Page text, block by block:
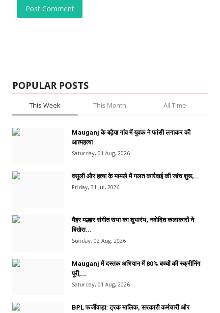
Post Comment
POPULAR POSTS
This Week This Month All Time
Mauganj के बढ़ैया गांव में युवक ने फांसी लगाकर की
आत्महत्या
Saturday, 01 Aug, 2026
वसूली और हत्या के मामले में गलत कार्रवाई की जांच शुरू,...
Friday, 31 Jul, 2026
मैहर मल्हार संगीत सभा का शुभारंभ, नवोदित कलाकारों ने
बिखेरा...
Sunday, 02 Aug, 2026
Mauganj में दस्तक अभियान में 80% बच्चों की स्क्रीनिंग
पूरी,...
Saturday, 01 Aug, 2026
BPL फर्जीवाड़ा: ट्रक मालिक, सरकारी कर्मचारी और